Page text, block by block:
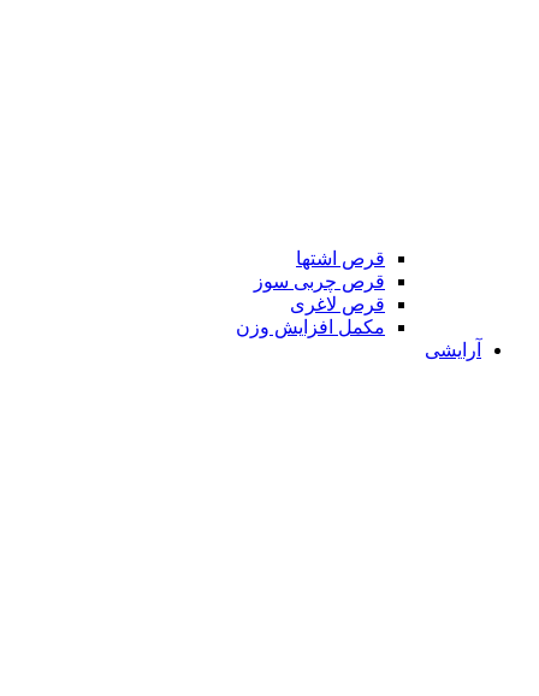
قرص اشتها
قرص چربی سوز
قرص لاغری
مکمل افزایش وزن
آرایشی